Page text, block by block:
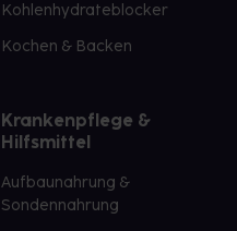
Kohlenhydrateblocker
Kochen & Backen
Krankenpflege &
Hilfsmittel
Aufbaunahrung &
Sondennahrung